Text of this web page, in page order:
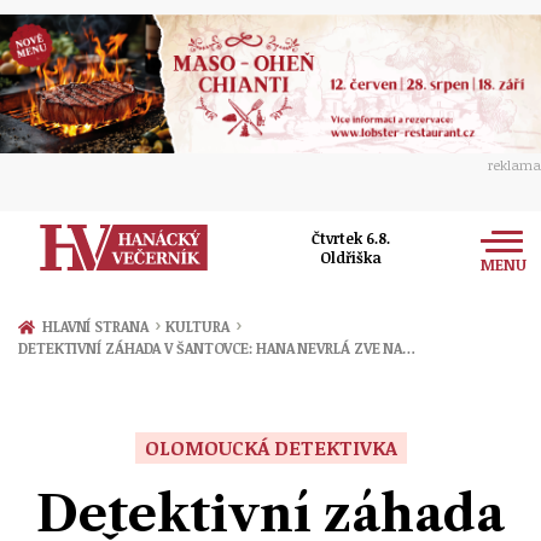
reklama
Čtvrtek 6.8.
Oldřiška
MENU
Zprávy
Přerov
Ekonomika
Ženy
Sport
HLAVNÍ STRANA › KULTURA ›
DETEKTIVNÍ ZÁHADA V ŠANTOVCE: HANA NEVRLÁ ZVE NA…
OLOMOUCKÁ DETEKTIVKA
Detektivní záhada